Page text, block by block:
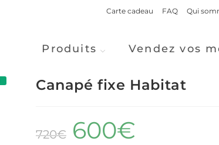
Carte cadeau FAQ Qui
Produits Vendez vos
Canapé fixe Habitat
720€ 600€